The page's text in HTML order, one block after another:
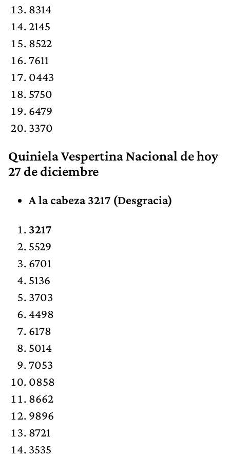
8314
2145
8522
7611
0443
5750
6479
3370
Quiniela Vespertina Nacional de hoy
27 de diciembre
A la cabeza 3217 (Desgracia)
3217
5529
6701
5136
3703
4498
6178
5014
7053
0858
8662
9896
8721
3535